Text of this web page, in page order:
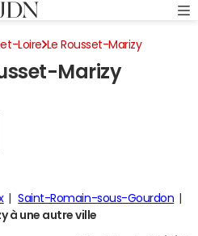
Loire Le Rousset-Marizy
Marizy
Saint-Romain-sous-Gourdon
à une autre ville